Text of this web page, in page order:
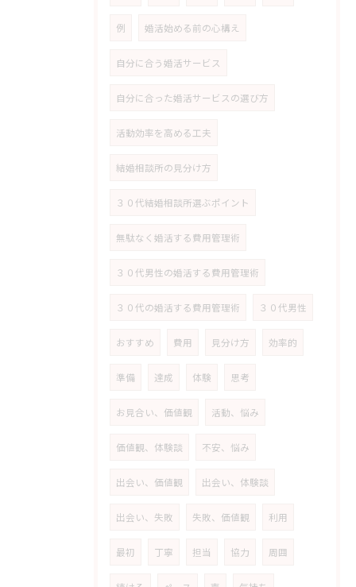
例 婚活始める前の心構え
自分に合う婚活サービス
自分に合った婚活サービスの選び方
活動効率を高める工夫
結婚相談所の見分け方
３０代結婚相談所選ぶポイント
無駄なく婚活する費用管理術
３０代男性の婚活する費用管理術
３０代の婚活する費用管理術 ３０代男性
おすすめ 費用 見分け方 効率的
準備 達成 体験 思考
お見合い、価値観 活動、悩み
価値観、体験談 不安、悩み
出会い、価値観 出会い、体験談
出会い、失敗 失敗、価値観 利用
最初 丁寧 担当 協力 周囲